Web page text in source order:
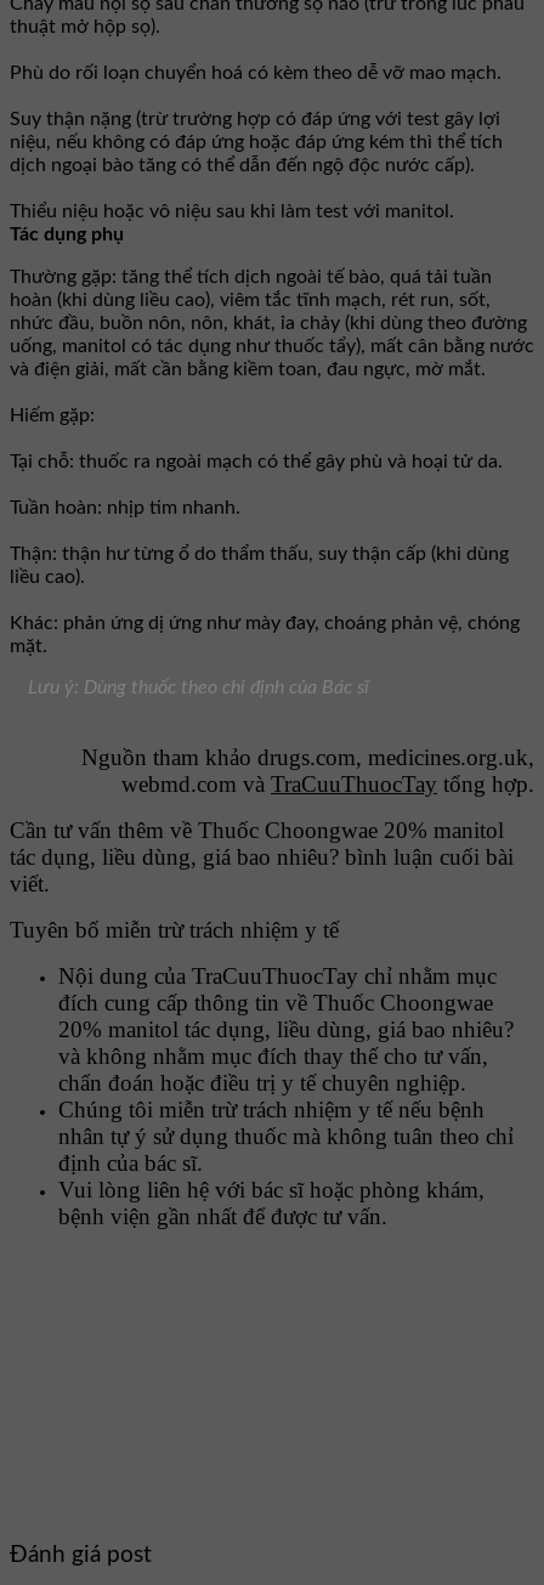
thuật mở hộp sọ).
Phù do rối loạn chuyển hoá có kèm theo dễ vỡ mao mạch.
Suy thận nặng (trừ trường hợp có đáp ứng với test gây lợi
niệu, nếu không có đáp ứng hoặc đáp ứng kém thì thể tích
dịch ngoại bào tăng có thể dẫn đến ngộ độc nước cấp).
Thiểu niệu hoặc vô niệu sau khi làm test với manitol.
Tác dụng phụ
Thường gặp: tăng thể tích dịch ngoài tế bào, quá tải tuần
hoàn (khi dùng liều cao), viêm tắc tĩnh mạch, rét run, sốt,
nhức đầu, buồn nôn, nôn, khát, ỉa chảy (khi dùng theo đường
uống, manitol có tác dụng như thuốc tẩy), mất cân bằng nước
và điện giải, mất cần bằng kiềm toan, đau ngực, mờ mắt.
Hiếm gặp:
Tại chỗ: thuốc ra ngoài mạch có thể gây phù và hoại tử da.
Tuần hoàn: nhịp tim nhanh.
Thận: thận hư từng ổ do thẩm thấu, suy thận cấp (khi dùng
liều cao).
Khác: phản ứng dị ứng như mày đay, choáng phản vệ, chóng
mặt.
Lưu ý: Dùng thuốc theo chỉ định của Bác sĩ
Nguồn tham khảo drugs.com, medicines.org.uk,
webmd.com và TraCuuThuocTay tổng hợp.
Cần tư vấn thêm về Thuốc Choongwae 20% manitol
tác dụng, liều dùng, giá bao nhiêu? bình luận cuối bài
viết.
Tuyên bố miễn trừ trách nhiệm y tế
Nội dung của TraCuuThuocTay chỉ nhằm mục
đích cung cấp thông tin về Thuốc Choongwae
20% manitol tác dụng, liều dùng, giá bao nhiêu?
và không nhằm mục đích thay thế cho tư vấn,
chẩn đoán hoặc điều trị y tế chuyên nghiệp.
Chúng tôi miễn trừ trách nhiệm y tế nếu bệnh
nhân tự ý sử dụng thuốc mà không tuân theo chỉ
định của bác sĩ.
Vui lòng liên hệ với bác sĩ hoặc phòng khám,
bệnh viện gần nhất để được tư vấn.
Đánh giá post